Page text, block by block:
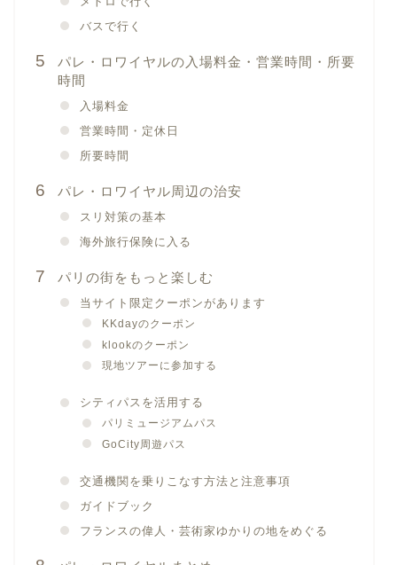
バスで行く
パレ・ロワイヤルの入場料金・営業時間・所要
時間
入場料金
営業時間・定休日
所要時間
パレ・ロワイヤル周辺の治安
スリ対策の基本
海外旅行保険に入る
パリの街をもっと楽しむ
当サイト限定クーポンがあります
KKdayのクーポン
klookのクーポン
現地ツアーに参加する
シティパスを活用する
パリミュージアムパス
GoCity周遊パス
交通機関を乗りこなす方法と注意事項
ガイドブック
フランスの偉人・芸術家ゆかりの地をめぐる